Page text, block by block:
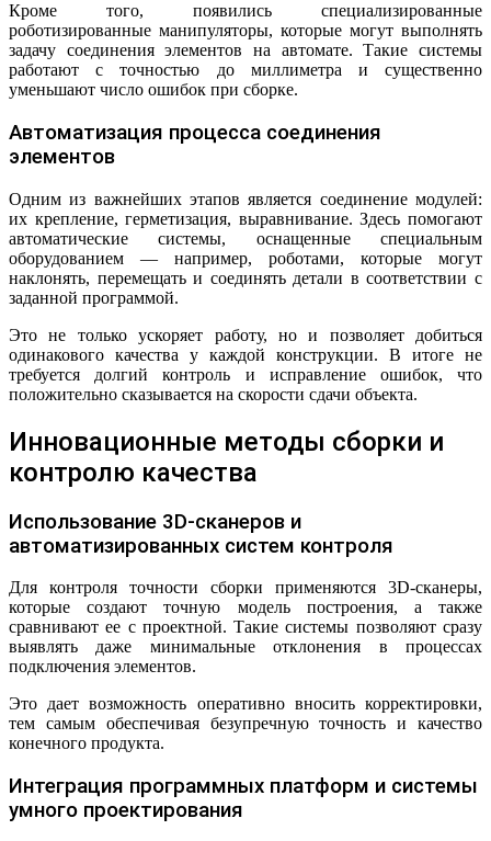
Кроме того, появились специализированные
роботизированные манипуляторы, которые могут выполнять
задачу соединения элементов на автомате. Такие системы
работают с точностью до миллиметра и существенно
уменьшают число ошибок при сборке.
Автоматизация процесса соединения
элементов
Одним из важнейших этапов является соединение модулей:
их крепление, герметизация, выравнивание. Здесь помогают
автоматические системы, оснащенные специальным
оборудованием — например, роботами, которые могут
наклонять, перемещать и соединять детали в соответствии с
заданной программой.
Это не только ускоряет работу, но и позволяет добиться
одинакового качества у каждой конструкции. В итоге не
требуется долгий контроль и исправление ошибок, что
положительно сказывается на скорости сдачи объекта.
Инновационные методы сборки и
контролю качества
Использование 3D-сканеров и
автоматизированных систем контроля
Для контроля точности сборки применяются 3D-сканеры,
которые создают точную модель построения, а также
сравнивают ее с проектной. Такие системы позволяют сразу
выявлять даже минимальные отклонения в процессах
подключения элементов.
Это дает возможность оперативно вносить корректировки,
тем самым обеспечивая безупречную точность и качество
конечного продукта.
Интеграция программных платформ и системы
умного проектирования